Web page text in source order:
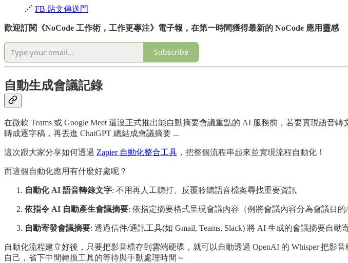
🔗 FB 貼文傳送門
歡迎訂閱《NoCode 工作術，工作更專注》電子報，在第一時間獲得最新的 NoCode 應用靈感
Subscribe
自動生成會議記錄
在微軟 Teams 或 Google Meet 還沒正式推出能自動摘要會議重點的 AI 服務前，若要實現語音
轉成逐字稿，再丟進 ChatGPT 總結成會議摘要 ...
這次跟大家分享如何透過 Zapier 自動化整合工具 ，把整個流程串起來並實現流程自動化！
而這個自動化應用有什麼好處呢？
自動化 AI 語音轉錄文字: 不用再人工聽打、反覆聆聽語音檔案尋找重要資訊
依指令 AI 自動產生會議摘要: 依指定摘要格式呈現會議內容（例將會議內容分為會議目的
自動寄發會議摘要: 透過信件/通訊工具(如 Gmail, Teams, Slack) 將 AI 生成的會議摘要自動
自動化流程建立好後，只要把影音檔存到雲端硬碟，就可以自動透過 OpenAI 的 Whisper 把影
自己，省下中間轉換工具的等待與手動處理時間～